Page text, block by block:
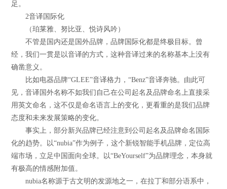
足。
2音译国际化
（珀莱雅、努比亚、悦诗风吟）
不管是国内还是国外品牌，品牌国际化都是终极目标。曾
经，我们一贯是以音译的方式，这种音译过来的名称基本上没有
确凿意义。
比如电器品牌“GLEE”音译格力，“Benz”音译奔驰。由此可
见，音译国外名称不如我们自己在公司起名及品牌命名上直接采
用英文命名，这不仅是命名语言上的变化，更看重的是我们品牌
态度和未来发展策略的变化。
事实上，部分新兴品牌已经注意到公司起名及品牌命名国际
化的趋势。以“nubia”作为例子，这个新锐智能手机品牌，定位高
端市场，立足中国面向全球。以“BeYourself”为品牌理念，本身就
有极高的情感附加值。
nubia名称源于古文明的发源地之一，在拉丁和部分语系中，